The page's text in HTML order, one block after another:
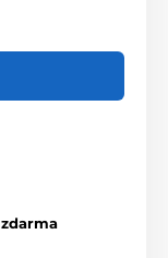
zdarma